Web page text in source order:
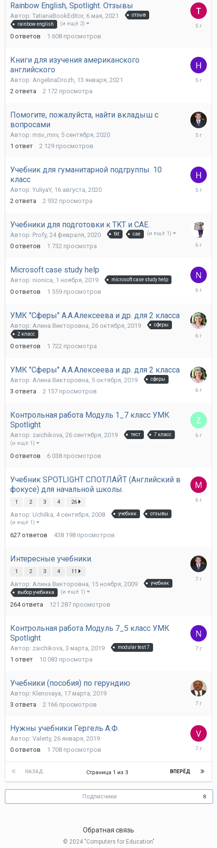
Rainbow English, Spotlight. Отзывы
Автор: TatianaBookEditor, 6 мая, 2021
отзыв
rainbow english
(и ещё 2)
0 ответов 1 608 просмотров
Книги для изучения американского
английского
Автор: AngelinaDrozh 13 января, 2021
2 ответа 2 172 просмотра
20
Помогите, пожалуйста, найти вкладыш с
вопросами
Автор: msv_mnv, 5 сентября, 2020
1 ответ 2 129 просмотров
Учебник для гуманитарной подгруппы. 10
класс
Автор: YuliyaY, 16 августа, 2020
2 ответа 2 932 просмотра
21
Учебники для подготовки к TKT и CAE.
Автор: Profy, 24 февраля, 2020 tkt cae (и ещё 1)
0 ответов 1 732 просмотра
24
Microsoft case study help
Автор: nionica, 1 ноября, 2019 microsoft case study help
0 ответов 1 559 просмотров
УМК "Сферы" А.А.Алексеева и др. для 2 класса
Автор: Алина Викторовна 26 октября, 2019
сферы
2 класс
0 ответов 1 722 просмотра
26
УМК "Сферы" А.А.Алексеева и др. для 2 класса
Автор: Алина Викторовна 5 октября, 2019 сферы
3 ответа 2 157 просмотров
21
Контрольная работа Модуль 1_7 класс УМК
Spotlight
Автор: zaichikova, 26 сентября, 2019 тест 7 класс
(и ещё 1)
0 ответов 6 038 просмотров
26
Учебник SPOTLIGHT СПОТЛАЙТ (Английский в
фокусе) для начальной школы.
1 2 3 4 26
Автор: Uchilka 4 сентября, 2008 учебник отзывы
(и ещё 1)
627 ответов 438 198 просмотров
Интересные учебники.
1 2 3 4 11
Автор: Алина Викторовна 15 ноября, 2009
учебник
выбор учебника
(и ещё 1)
264 ответа 121 287 просмотров
30
Контрольная работа Модуль 7_5 класс УМК
Spotlight
Автор: zaichikova 3 марта, 2019 modular test 7
1 ответ 10 083 просмотра
24
Учебники (пособия) по герундию
Автор: Klenovaya, 17 марта, 2019
3 ответа 2 166 просмотров
20
Нужны учебники Гергель А.Ф.
Автор: Valerty, 26 января, 2019
0 ответов 1 708 просмотров
26
2019
НАЗАД ВПЕРЁД
Страница 1 из 3
Подписчики 8
Обратная связь
© 2024 "Computers for Education"